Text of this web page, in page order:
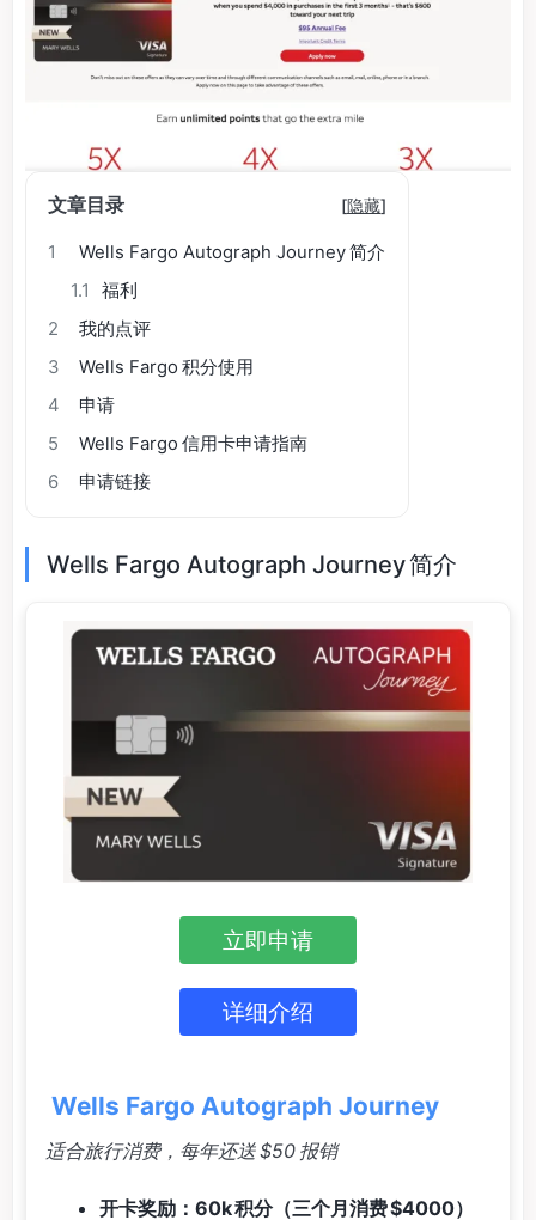
文章目录 [隐藏]
1
Wells Fargo Autograph Journey 简介
1.1
福利
2
我的点评
3
Wells Fargo 积分使用
4
申请
5
Wells Fargo 信用卡申请指南
6
申请链接
Wells Fargo Autograph Journey 简介
立即申请
详细介绍
Wells Fargo Autograph Journey
适合旅行消费，每年还送 $50 报销
开卡奖励：60k 积分（三个月消费 $4000）